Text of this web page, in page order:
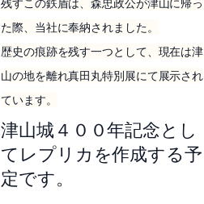
た際、当社に奉納されました。
歴史の痕跡を残す一つとして、現在は津
山の地を離れ真田丸特別展にて展示され
ています。
津山城４００年記念とし
てレプリカを作成する予
定です。